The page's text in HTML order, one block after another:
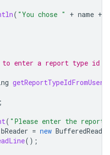
( "You chose " + name +
enter a report type id
getReportTypeIdFromUser
;
( "Please enter the
bReader = new BufferedReader
();